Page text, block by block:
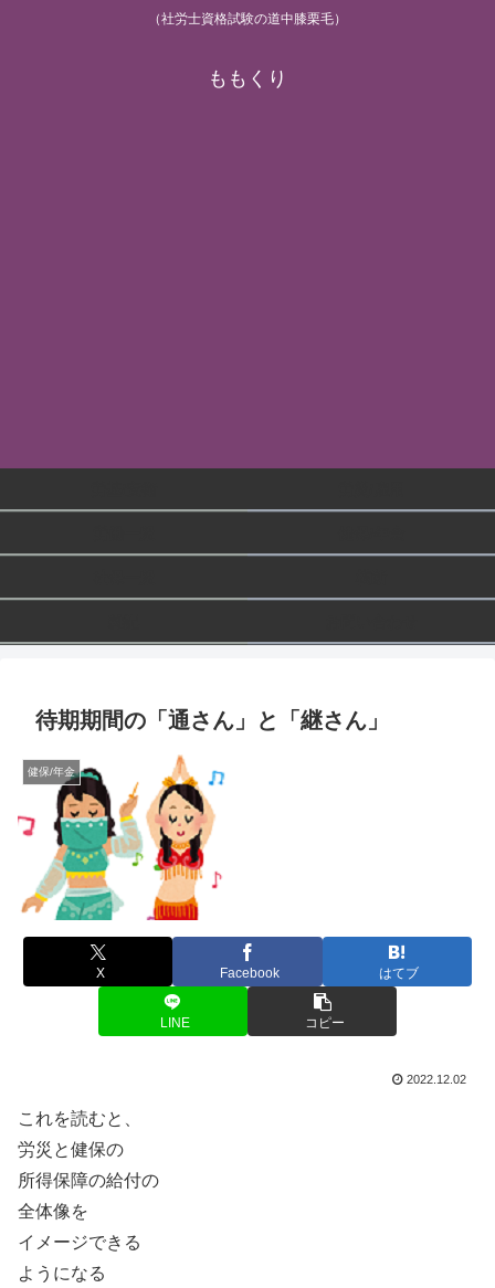
（社労士資格試験の道中膝栗毛）
ももくり
待期期間の「通さん」と「継さん」
健保/年金
X Facebook はてブ
LINE コピー
2022.12.02
これを読むと、
労災と健保の
所得保障の給付の
全体像を
イメージできる
ようになる